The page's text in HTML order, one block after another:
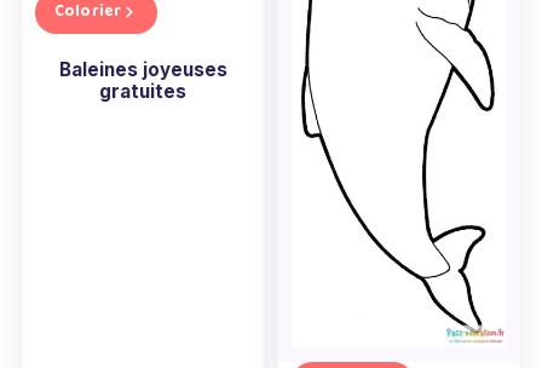
Colorier
Baleines joyeuses
gratuites